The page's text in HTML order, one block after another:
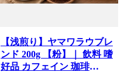
【浅煎り】ヤマワラウブレ
ンド 200g 【粉】｜ 飲料 嗜
好品 カフェイン 珈琲